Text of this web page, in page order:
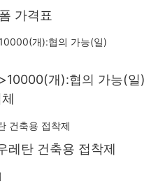
가격표
개):협의 가능(일)
레탄 건축용 접착제